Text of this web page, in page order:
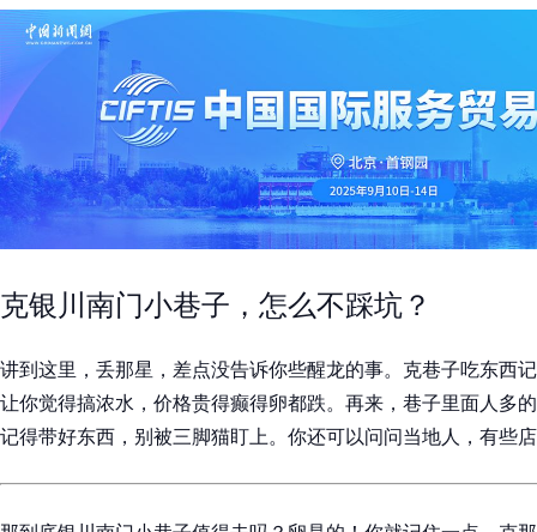
克银川南门小巷子，怎么不踩坑？
讲到这里，丢那星，差点没告诉你些醒龙的事。克巷子吃东西
让你觉得搞浓水，价格贵得癫得卵都跌。再来，巷子里面人多
记得带好东西，别被三脚猫盯上。你还可以问问当地人，有些